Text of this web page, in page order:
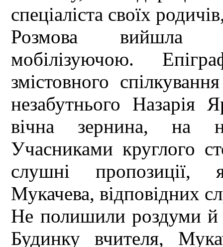
спеціаліста своїх
Розмова вийшла
мобілізуючою.
змістовного
незабутнього Назарія
вічна зернина, на
Учасниками круглого
слушні пропозиції,
Мукачева, відповідних
Не полишили роздуми й
Будинку вчителя,